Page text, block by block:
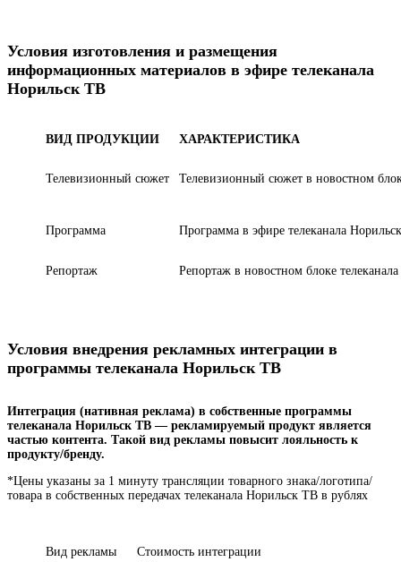
Условия изготовления и размещения
информационных материалов в эфире телеканала
Норильск ТВ
ВИД ПРОДУКЦИИ ХАРАКТЕРИСТИКА
Телевизионный сюжет Телевизионный сюжет в новостном
Программа Программа в эфире телеканала
Репортаж Репортаж в новостном блоке
Условия внедрения рекламных интеграции в
программы телеканала Норильск ТВ
Интеграция (нативная реклама) в собственные программы
телеканала Норильск ТВ — рекламируемый продукт является
частью контента. Такой вид рекламы повысит лояльность к
продукту/бренду.
*Цены указаны за 1 минуту трансляции товарного знака/логотипа/
товара в собственных передачах телеканала Норильск ТВ в рублях
Вид рекламы
Стоимость интеграции